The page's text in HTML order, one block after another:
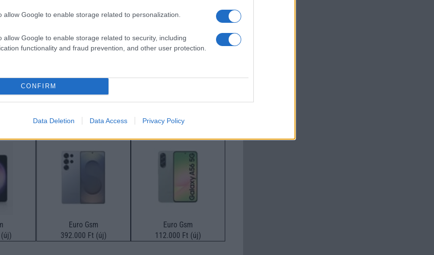
allow Google to enable storage related to personalization.
allow Google to enable storage related to security, including
functionality and fraud prevention, and other user protection.
CONFIRM
Data Deletion Data Access Privacy Policy
Euro Gsm
392.000 Ft (új)
Euro Gsm
112.000 Ft (új)